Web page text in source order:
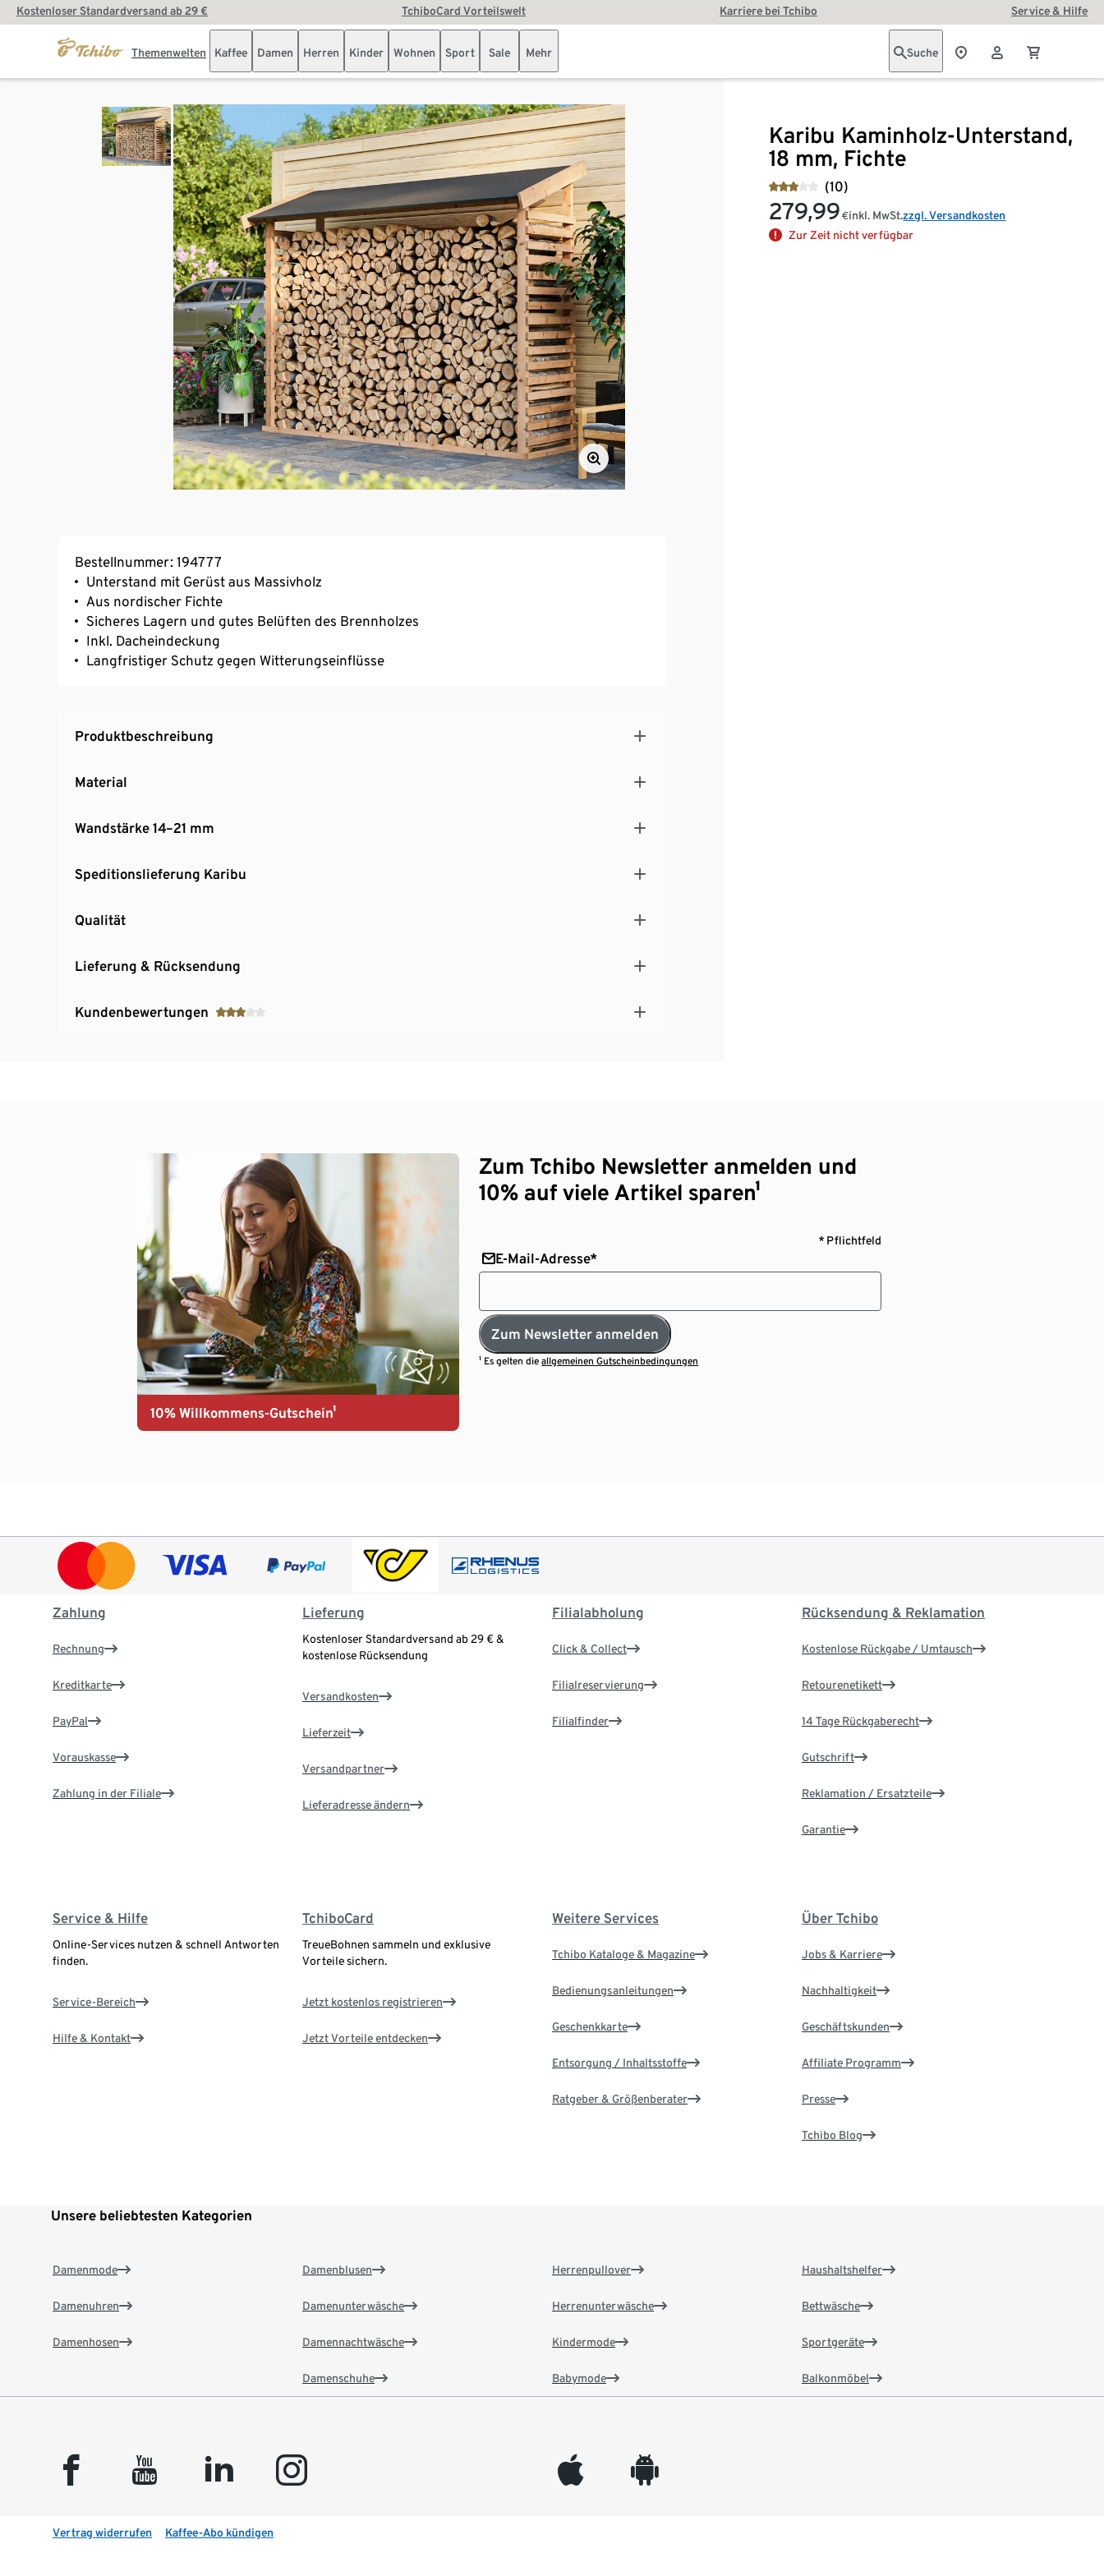
Kostenloser Standardversand ab 29 € TchiboCard Vorteilswelt Karriere bei Tchibo Service & Hilfe
Themenwelten Kaffee Damen Herren Kinder Wohnen Sport Sale Mehr Suche
Karibu Kaminholz-Unterstand,
18 mm, Fichte
(10)
279,99 €inkl. MwSt.zzgl. Versandkosten
Zur Zeit nicht verfügbar
Bestellnummer: 194777
Unterstand mit Gerüst aus Massivholz
Aus nordischer Fichte
Sicheres Lagern und gutes Belüften des Brennholzes
Inkl. Dacheindeckung
Langfristiger Schutz gegen Witterungseinflüsse
Produktbeschreibung
Material
Wandstärke 14–21 mm
Speditionslieferung Karibu
Qualität
Lieferung & Rücksendung
Kundenbewertungen
10% Willkommens-Gutschein¹
Zum Tchibo Newsletter anmelden und
10% auf viele Artikel sparen¹
* Pflichtfeld
E-Mail-Adresse*
Zum Newsletter anmelden
¹ Es gelten dieallgemeinen Gutscheinbedingungen
Zahlung
Rechnung
Kreditkarte
PayPal
Vorauskasse
Zahlung in der Filiale
Lieferung
Kostenloser Standardversand ab 29 € &
kostenlose Rücksendung
Versandkosten
Lieferzeit
Versandpartner
Lieferadresse ändern
Filialabholung
Click & Collect
Filialreservierung
Filialfinder
Rücksendung & Reklamation
Kostenlose Rückgabe / Umtausch
Retourenetikett
14 Tage Rückgaberecht
Gutschrift
Reklamation / Ersatzteile
Garantie
Service & Hilfe
Online-Services nutzen & schnell Antworten
finden.
Service-Bereich
Hilfe & Kontakt
TchiboCard
TreueBohnen sammeln und exklusive
Vorteile sichern.
Jetzt kostenlos registrieren
Jetzt Vorteile entdecken
Weitere Services
Tchibo Kataloge & Magazine
Bedienungsanleitungen
Geschenkkarte
Entsorgung / Inhaltsstoffe
Ratgeber & Größenberater
Über Tchibo
Jobs & Karriere
Nachhaltigkeit
Geschäftskunden
Affiliate Programm
Presse
Tchibo Blog
Unsere beliebtesten Kategorien
Damenmode
Damenuhren
Damenhosen
Damenblusen
Damenunterwäsche
Damennachtwäsche
Damenschuhe
Herrenpullover
Herrenunterwäsche
Kindermode
Babymode
Haushaltshelfer
Bettwäsche
Sportgeräte
Balkonmöbel
facebook youtube linkedin instagram appleinc android
Vertrag widerrufen Kaffee-Abo kündigen